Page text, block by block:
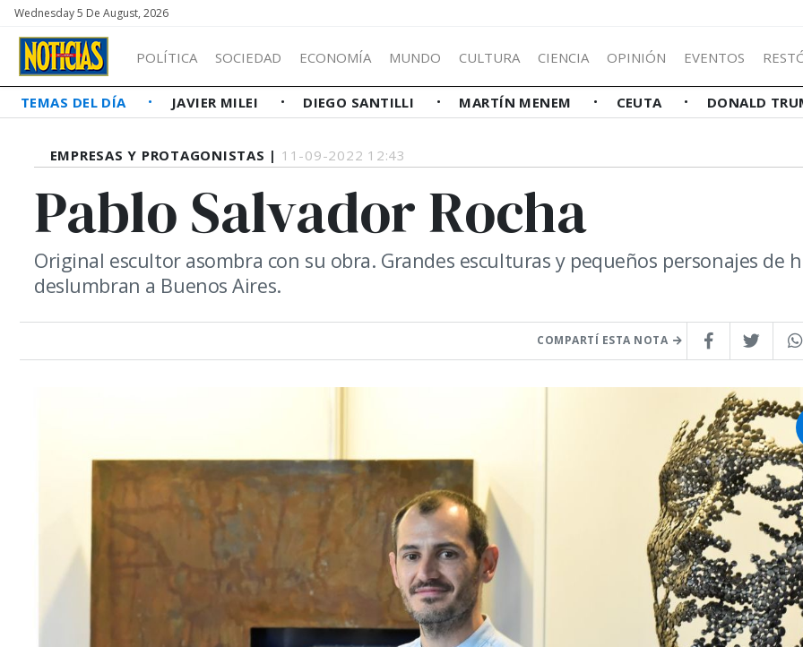
Wednesday 5 De August, 2026
POLÍTICA SOCIEDAD ECONOMÍA MUNDO CULTURA CIENCIA OPINIÓN EVENTOS
TEMAS DEL DÍA JAVIER MILEI DIEGO SANTILLI MARTÍN MENEM CEUTA DONALD
EMPRESAS Y PROTAGONISTAS | 11-09-2022 12:43
Pablo Salvador Rocha
Original escultor asombra con su obra. Grandes esculturas y pequeños personajes de
deslumbran a Buenos Aires.
COMPARTÍ ESTA NOTA